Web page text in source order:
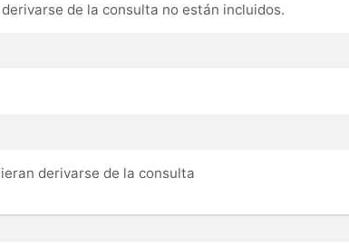
de la consulta no están incluidos.
derivarse de la consulta